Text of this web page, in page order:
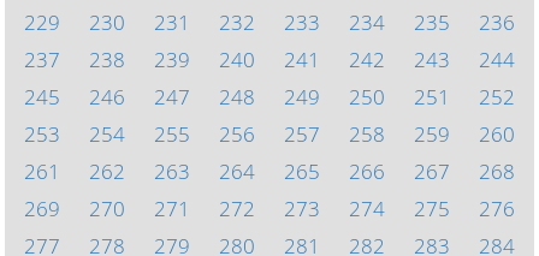
229
230 231 232 233 234 235
236
237
238 239 240 241 242 243
244
245
246 247 248 249 250 251
252
253
254 255 256 257 258 259
260
261
262 263 264 265 266 267
268
269
270 271 272 273 274 275
276
277
278 279 280 281 282 283
284